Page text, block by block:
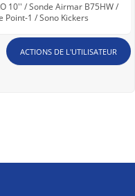
10'' / Sonde Airmar B75HW /
Point-1 / Sono Kickers
ACTIONS DE L'UTILISATEUR